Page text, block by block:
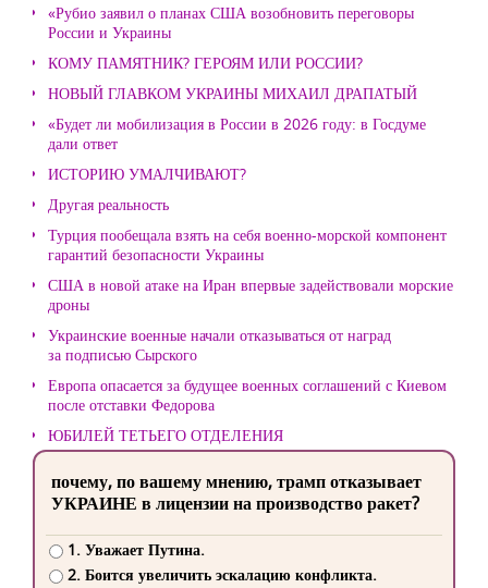
«Рубио заявил о планах США возобновить переговоры
России и Украины
КОМУ ПАМЯТНИК? ГЕРОЯМ ИЛИ РОССИИ?
НОВЫЙ ГЛАВКОМ УКРАИНЫ МИХАИЛ ДРАПАТЫЙ
«Будет ли мобилизация в России в 2026 году: в Госдуме
дали ответ
ИСТОРИЮ УМАЛЧИВАЮТ?
Другая реальность
Турция пообещала взять на себя военно-морской компонент
гарантий безопасности Украины
США в новой атаке на Иран впервые задействовали морские
дроны
Украинские военные начали отказываться от наград
за подписью Сырского
Европа опасается за будущее военных соглашений с Киевом
после отставки Федорова
ЮБИЛЕЙ ТЕТЬЕГО ОТДЕЛЕНИЯ
почему, по вашему мнению, трамп отказывает
УКРАИНЕ в лицензии на производство ракет?
1. Уважает Путина.
2. Боится увеличить эскалацию конфликта.